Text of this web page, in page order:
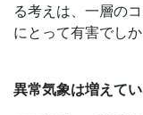
る考えは、一層の
にとって有害でしか
異常気象は増えて